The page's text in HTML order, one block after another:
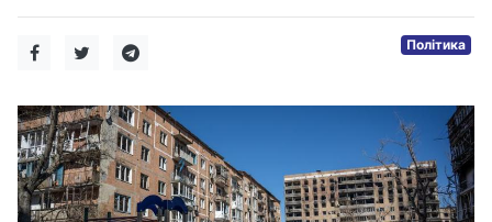
Політика